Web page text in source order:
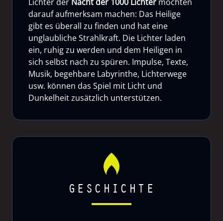
darauf aufmerksam machen: Das Heilige
gibt es überall zu finden und hat eine
unglaubliche Strahlkraft. Die Lichter laden
ein, ruhig zu werden und dem Heiligen in
sich selbst nach zu spüren. Impulse, Texte,
Musik, begehbare Labyrinthe, Lichterwege
usw. können das Spiel mit Licht und
Dunkelheit zusätzlich unterstützen.
GESCHICHTE